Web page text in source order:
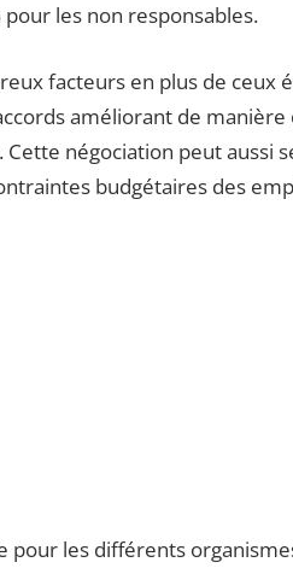
pour les non responsables.
facteurs en plus de ceux
améliorant de manière
négociation peut aussi
budgétaires des
pour les différents